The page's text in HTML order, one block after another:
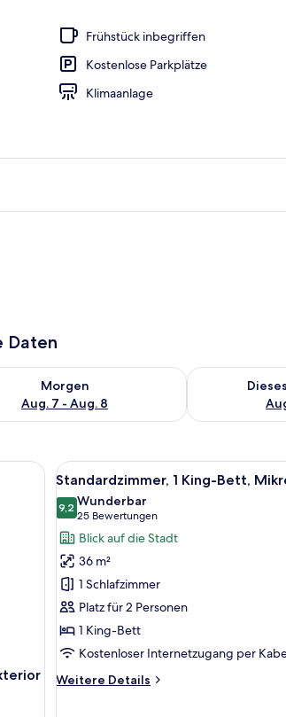
Frühstück inbegriffen
Kostenlose Parkplätze
Klimaanlage
Daten
6 - Aug. 7.
Morgen
Aug. 7 - Aug. 8
die Verfügbarkeit für morgen, Aug. 7 - Aug.
Überprüfe die
Alle
Fotos
für
Standardzimmer,
1 King-
Bett,
Mikrowelle
anzeigen
Ein
7
Standardzimmer, 1 King-Bett,
9,29,2 von 10
Wunderbar
25 Bewertungen
(25
Bewertungen)
Blick auf die Stadt
36 m²
1 Schlafzimmer
Platz für 2 Personen
1 King-Bett
Kostenloser Internetzugang per
Weitere Details
Weitere